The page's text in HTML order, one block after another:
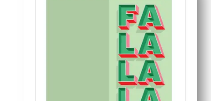
Usos flexibles: perfecto para intercambios en el aula,
Toque personal: el interior en blanco deja suficiente